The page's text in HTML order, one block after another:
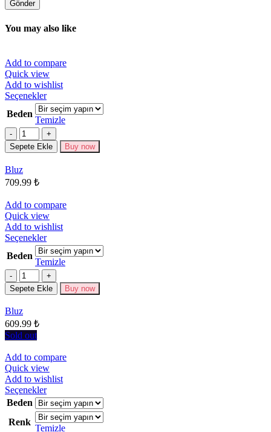
You may also like
Add to compare
Quick view
Add to wishlist
SeçeneklerBu
ürünün
birden
fazla
varyasyonu
var.
Beden
Temizle
Miktar
Sepete Ekle Buy now
Bluz
709.99 ₺
Add to compare
Quick view
Add to wishlist
SeçeneklerBu
ürünün
birden
fazla
varyasyonu
var.
Beden
Temizle
Miktar
Sepete Ekle Buy now
Bluz
609.99 ₺
Sold out
Add to compare
Quick view
Add to wishlist
SeçeneklerBu
ürünün
birden
fazla
Beden
Renk
Temizle